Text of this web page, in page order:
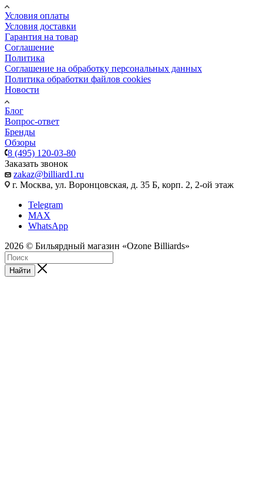
Условия оплаты
Условия доставки
Гарантия на товар
Соглашение
Политика
Соглашение на обработку персональных данных
Политика обработки файлов cookies
Новости
Блог
Вопрос-ответ
Бренды
Обзоры
8 (495) 120-03-80
Заказать звонок
zakaz@billiard1.ru
г. Москва, ул. Воронцовская, д. 35 Б, корп. 2, 2-ой этаж
Telegram
MAX
WhatsApp
2026 © Бильярдный магазин «Ozone Billiards»
Найти